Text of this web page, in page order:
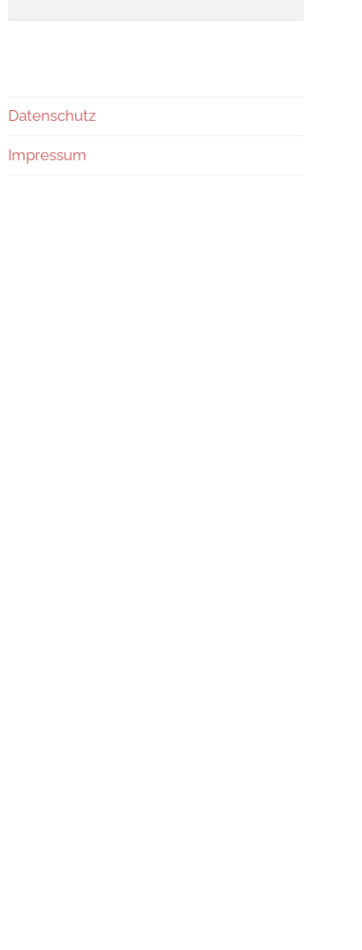
Datenschutz
Impressum